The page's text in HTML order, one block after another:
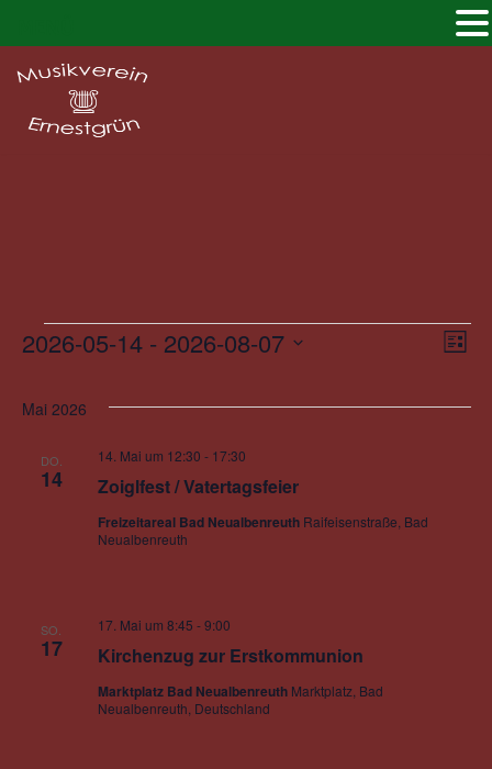
Inhalt
Liste
2026-05-14 - 2026-08-07
wählen.
Mai 2026
DO.
14 Zoiglfest / Vatertagsfeier
14. Mai um 12:30 - 17:30
Freizeitareal Bad Neualbenreuth Raifeisenstraße, Bad
Neualbenreuth
SO.
17 Kirchenzug zur Erstkommunion
17. Mai um 8:45 -9:00
Marktplatz Bad Neualbenreuth Marktplatz, Bad
Neualbenreuth, Deutschland